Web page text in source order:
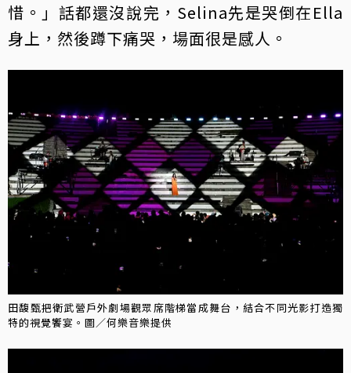
惜。」話都還沒說完，Selina先是哭倒在Ella
身上，然後蹲下痛哭，場面很是感人。
田馥甄把衛武營戶外劇場觀眾席階梯當成舞台，結合不同光影打造獨
特的視覺饗宴。圖／何樂音樂提供